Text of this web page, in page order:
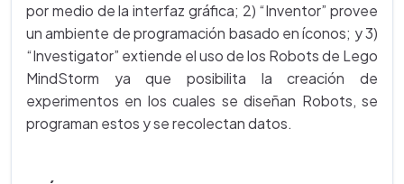
por medio de la interfaz gráfica; 2) “Inventor” provee
un ambiente de programación basado en íconos; y 3)
“Investigator” extiende el uso de los Robots de Lego
MindStorm ya que posibilita la creación de
experimentos en los cuales se diseñan Robots, se
programan estos y se recolectan datos.